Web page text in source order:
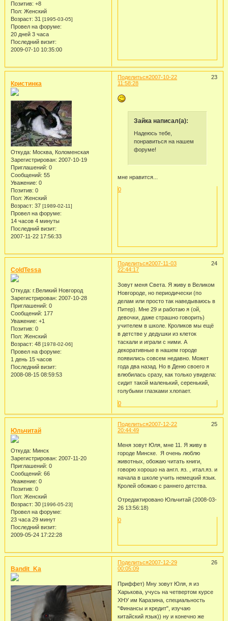
Позитив: +8
Пол: Женский
Возраст: 31 [1995-03-05]
Провел на форуме:
20 дней 3 часа
Последний визит:
2009-07-10 10:35:00
Поделиться 23
2007-10-22
11:58:28
Кристинка
Откуда: Москва, Коломенская
Зарегистрирован: 2007-10-19
Приглашений: 0
Сообщений: 55
Уважение: 0
Позитив: 0
Пол: Женский
Возраст: 37 [1989-02-11]
Провел на форуме:
14 часов 4 минуты
Последний визит:
2007-11-22 17:56:33
Зайка написал(а):
Надеюсь тебе,
понравиться на нашем
форуме!
мне нравится...
0
Поделиться 24
2007-11-03
22:44:17
ColdTessa
Откуда: г.Великий Новгород
Зарегистрирован: 2007-10-28
Приглашений: 0
Сообщений: 177
Уважение: +1
Позитив: 0
Пол: Женский
Возраст: 48 [1978-02-06]
Провел на форуме:
1 день 15 часов
Последний визит:
2008-08-15 08:59:53
Зовут меня Света. Я живу в Великом
Новгороде, но периодически (по
делам или просто так наведываюсь в
Питер). Мне 29 и работаю я (ой,
девочки, даже страшно говорить)
учителем в школе. Кроликов мы ещё
в детстве у дедушки из клеток
таскали и играли с ними. А
декоративные в нашем городе
появились совсем недавно. Может
года два назад. Но в Деню своего я
влюбилась сразу, как только увидела:
сидит такой маленький, серенький,
голубыми глазками хлопает.
0
Поделиться 25
2007-12-22
20:44:49
Юльчитай
Откуда: Минск
Зарегистрирован: 2007-11-20
Приглашений: 0
Сообщений: 66
Уважение: 0
Позитив: 0
Пол: Женский
Возраст: 30 [1996-05-23]
Провел на форуме:
23 часа 29 минут
Последний визит:
2009-05-24 17:22:28
Меня зовут Юля, мне 11. Я живу в
городе Минске. Я очень люблю
животных, обожаю читать книги,
говорю хорошо на англ. яз. , итал.яз. и
начала в школе учить немецкий язык.
Кролей обожаю с раннего детства.
Отредактировано Юльчитай (2008-03-
26 13:56:18)
0
Поделиться 26
2007-12-29
00:05:09
Bandit_Ka
Приффет) Мну зовут Юля, я из
Харькова, учусь на четвертом курсе
ХНУ им Каразина, специальность
"Финансы и кредит", изучаю
китайский язык)) ну и конечно же